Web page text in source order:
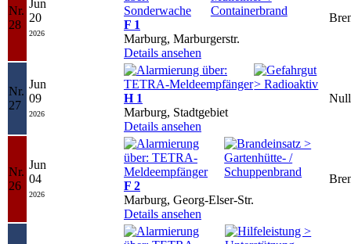
Nr.
28
Jun
20
2026
F 1
Marburg, Marburgerstr.
Details ansehen
Nr.
27
Jun
09
2026
H 1
Marburg, Stadtgebiet
Details ansehen
Nr.
26
Jun
04
2026
F 2
Marburg, Georg-Elser-Str.
Details ansehen